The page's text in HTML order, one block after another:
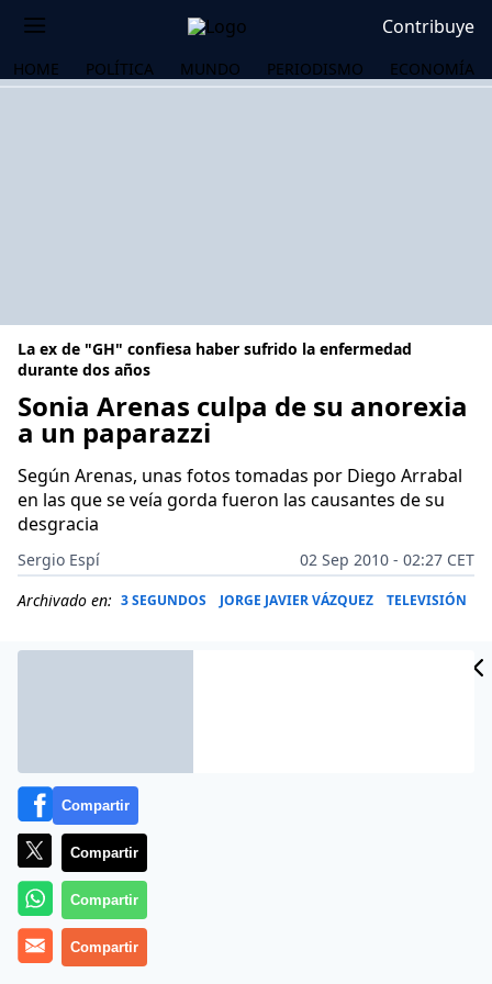
Contribuye
HOME POLÍTICA MUNDO PERIODISMO ECONOMÍA
La ex de "GH" confiesa haber sufrido la enfermedad
durante dos años
Sonia Arenas culpa de su anorexia
a un paparazzi
Según Arenas, unas fotos tomadas por Diego Arrabal
en las que se veía gorda fueron las causantes de su
desgracia
Sergio Espí
02 Sep 2010 - 02:27 CET
Archivado en: 3 SEGUNDOS JORGE JAVIER VÁZQUEZ TELEVISIÓN
Es la eterna pregunta: ¿Son responsables los medios
Compartir
Compartir
Compartir
Compartir